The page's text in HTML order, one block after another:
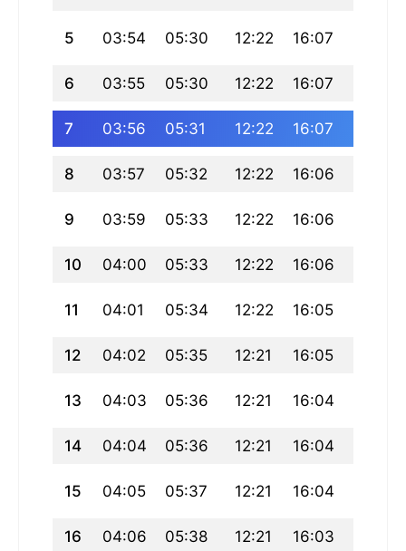
5 03:54 05:30 12:22 16:07
6 03:55 05:30 12:22 16:07
7 03:56 05:31 12:22 16:07
8 03:57 05:32 12:22 16:06
9 03:59 05:33 12:22 16:06
10 04:00 05:33 12:22 16:06
11 04:01 05:34 12:22 16:05
12 04:02 05:35 12:21 16:05
13 04:03 05:36 12:21 16:04
14 04:04 05:36 12:21 16:04
15 04:05 05:37 12:21 16:04
16 04:06 05:38 12:21 16:03